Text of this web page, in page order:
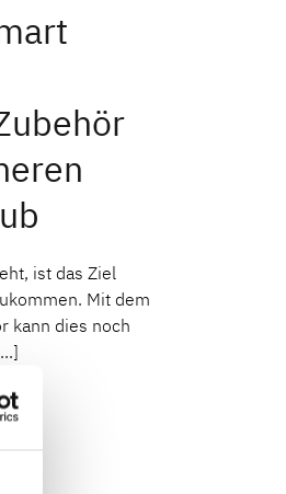
ist das Ziel
Mit dem
kann dies noch